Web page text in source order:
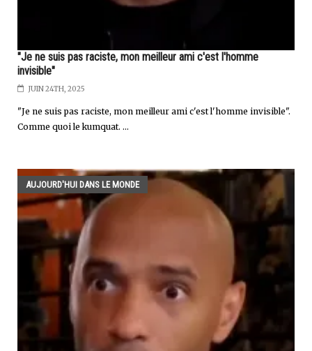
"Je ne suis pas raciste, mon meilleur ami c'est l'homme
invisible"
JUIN 24TH, 2025
"Je ne suis pas raciste, mon meilleur ami c'est l'homme invisible".
Comme quoi le kumquat. ...
AUJOURD'HUI DANS LE MONDE